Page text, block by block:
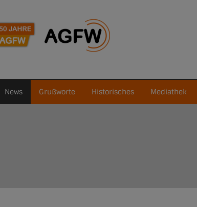
News Grußworte Historisches Mediathek